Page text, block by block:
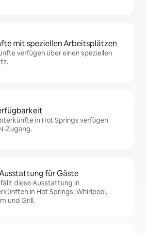
mit speziellen Arbeitsplätzen
verfügen über einen speziellen
in Hot Springs verfügen
Zugang.
für Gäste
diese Ausstattung in
in Hot Springs: Whirlpool,
und Grill.